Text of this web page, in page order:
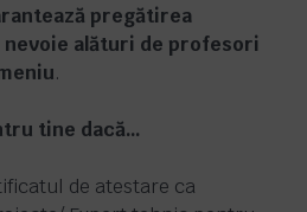
pregătirea
alături de profesori
.
tine dacă…
de atestare ca